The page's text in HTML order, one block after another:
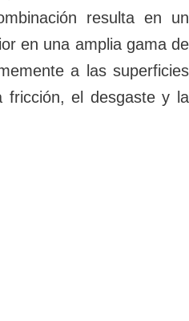
resulta en un
en una amplia gama de
a las superficies
fricción, el desgaste y la